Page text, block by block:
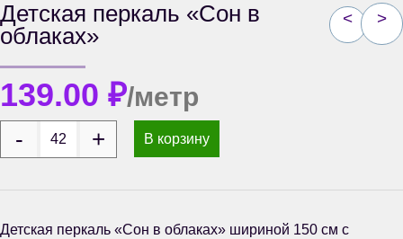
< >
Детская перкаль «Сон в
облаках»
139.00 ₽/метр
В корзину
Детская перкаль «Сон в облаках» шириной 150 см с